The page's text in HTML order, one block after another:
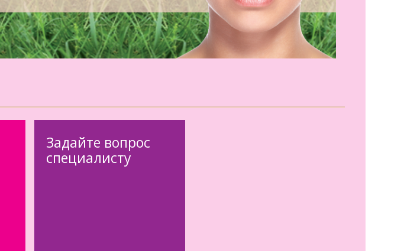
Задайте вопрос
специалисту